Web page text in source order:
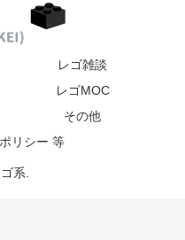
レゴ雑談
レゴMOC
その他
リシー 等
系.